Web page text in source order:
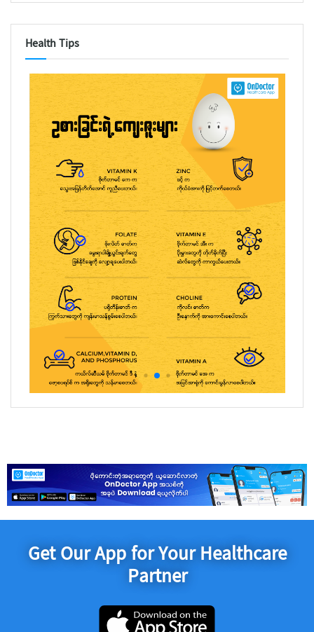
Health Tips
Get Our App for Your Healthcare
Partner